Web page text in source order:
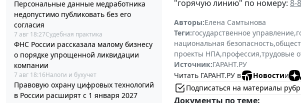
Персональные данные медработника
недопустимо публиковать без его
согласия
7 авг 18:27Судебная практика
ФНС России рассказала малому бизнесу
о порядке упрощенной ликвидации
компании
7 авг 18:16Налоги и бухучет
Правовую охрану цифровых технологий
в России расширят с 1 января 2027
"горячую линию" по номеру: 8-
Авторы:Елена Самтынова
Теги:государственное управление,
национальная безопасность,
проекты НПА,профессия,трудовые
Источник:ГАРАНТ.РУ
Читать ГАРАНТ.РУ в
Новостии
Подписаться на материалы
Документы по теме: